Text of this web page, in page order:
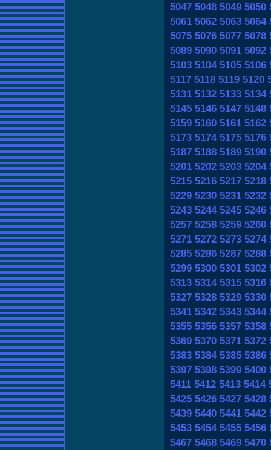
5047 5048 5049 5050
5061 5062 5063 5064
5075 5076 5077 5078
5089 5090 5091 5092
5103 5104 5105 5106
5117 5118 5119 5120
5131 5132 5133 5134
5145 5146 5147 5148
5159 5160 5161 5162
5173 5174 5175 5176
5187 5188 5189 5190
5201 5202 5203 5204
5215 5216 5217 5218
5229 5230 5231 5232
5243 5244 5245 5246
5257 5258 5259 5260
5271 5272 5273 5274
5285 5286 5287 5288
5299 5300 5301 5302
5313 5314 5315 5316
5327 5328 5329 5330
5341 5342 5343 5344
5355 5356 5357 5358
5369 5370 5371 5372
5383 5384 5385 5386
5397 5398 5399 5400
5411 5412 5413 5414
5425 5426 5427 5428
5439 5440 5441 5442
5453 5454 5455 5456
5467 5468 5469 5470